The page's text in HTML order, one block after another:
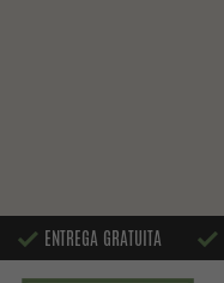
ENTREGA GRATUITA